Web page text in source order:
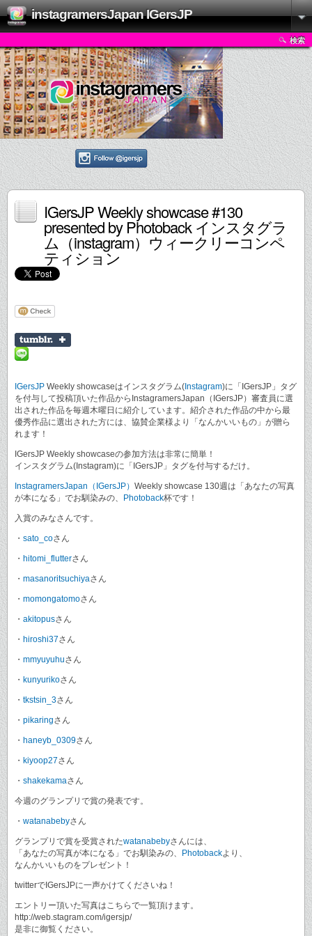
instagramersJapan IGersJP
検索
IGersJP Weekly showcase #130
presented by Photoback インスタグラ
ム（instagram）ウィークリーコンペ
ティション
IGersJP Weekly showcaseはインスタグラム( Instagram)に「IGersJP」タグ
を付与して投稿頂いた作品からInstagramersJapan（IGersJP）審査員に選
出された作品を毎週木曜日に紹介しています。紹介された作品の中から最
優秀作品に選出された方には、協賛企業様より「なんかいいもの」が贈ら
れます！
IGersJP Weekly showcaseの参加方法は非常に簡単！
インスタグラム(Instagram)に「IGersJP」タグを付与するだけ。
InstagramersJapan（IGersJP） Weekly showcase 130週は「あなたの写真
が本になる」でお馴染みの、
Photoback杯です！
入賞のみなさんです。
・ sato_coさん
・ hitomi_flutterさん
・ masanoritsuchiyaさん
・ momongatomoさん
・ akitopusさん
・ hiroshi37さん
・ mmyuyuhuさん
・ kunyurikoさん
・ tkstsin_3さん
・ pikaringさん
・ haneyb_0309さん
・ kiyoop27さん
・ shakekamaさん
今週のグランプリで賞の発表です。
・ watanabebyさん
グランプリで賞を受賞されたwatanabebyさんには、
「あなたの写真が本になる」でお馴染みの、
Photobackより、
なんかいいものをプレゼント！
twitterでIGersJPに一声かけてくださいね！
エントリー頂いた写真はこちらで一覧頂けます。
http://web.stagram.com/igersjp/
是非に御覧ください。